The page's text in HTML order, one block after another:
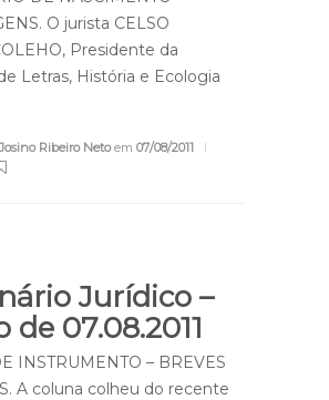
O jurista CELSO
Presidente da
Letras, História e Ecologia
Josino Ribeiro Netoem 07/08/2011
Jurídico –
de 07.08.2011
INSTRUMENTO – BREVES
A coluna colheu do recente